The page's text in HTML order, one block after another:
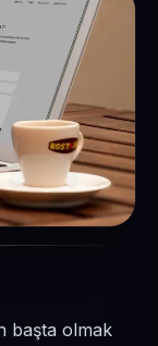
başta olmak